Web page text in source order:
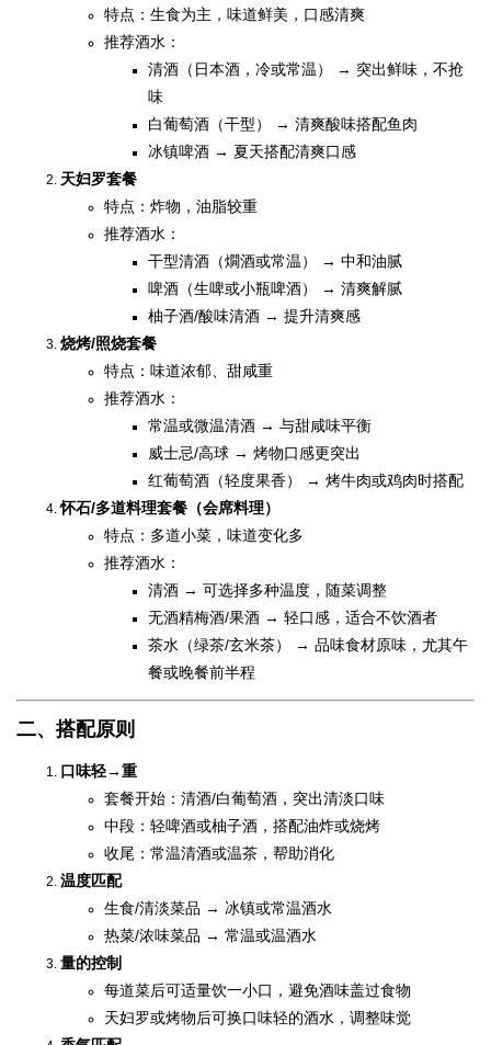
特点：生食为主，味道鲜美，口感清爽
推荐酒水：
清酒（日本酒，冷或常温） → 突出鲜味，不抢
味
白葡萄酒（干型） → 清爽酸味搭配鱼肉
冰镇啤酒 → 夏天搭配清爽口感
天妇罗套餐
特点：炸物，油脂较重
推荐酒水：
干型清酒（燗酒或常温） → 中和油腻
啤酒（生啤或小瓶啤酒） → 清爽解腻
柚子酒/酸味清酒 → 提升清爽感
烧烤/照烧套餐
特点：味道浓郁、甜咸重
推荐酒水：
常温或微温清酒 → 与甜咸味平衡
威士忌/高球 → 烤物口感更突出
红葡萄酒（轻度果香） → 烤牛肉或鸡肉时搭配
怀石/多道料理套餐（会席料理）
特点：多道小菜，味道变化多
推荐酒水：
清酒 → 可选择多种温度，随菜调整
无酒精梅酒/果酒 → 轻口感，适合不饮酒者
茶水（绿茶/玄米茶） → 品味食材原味，尤其午
餐或晚餐前半程
二、搭配原则
口味轻→重
套餐开始：清酒/白葡萄酒，突出清淡口味
中段：轻啤酒或柚子酒，搭配油炸或烧烤
收尾：常温清酒或温茶，帮助消化
温度匹配
生食/清淡菜品 → 冰镇或常温酒水
热菜/浓味菜品 → 常温或温酒水
量的控制
每道菜后可适量饮一小口，避免酒味盖过食物
天妇罗或烤物后可换口味轻的酒水，调整味觉